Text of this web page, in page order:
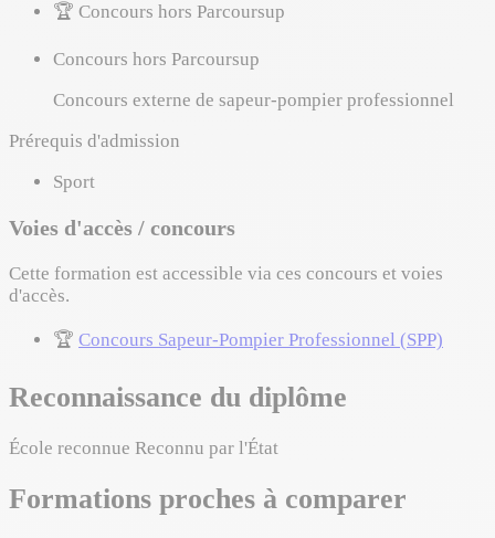
🏆 Concours hors Parcoursup
Concours hors Parcoursup
Concours externe de sapeur-pompier professionnel
Prérequis d'admission
Sport
Voies d'accès / concours
Cette formation est accessible via ces concours et voies
d'accès.
🏆 Concours Sapeur-Pompier Professionnel (SPP)
Reconnaissance du diplôme
École reconnue Reconnu par l'État
Formations proches à comparer